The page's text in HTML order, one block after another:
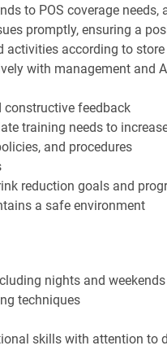
to POS coverage
promptly, ensuring a
activities according to
with management and
constructive feedback
training needs to
and procedures
reduction goals and
a safe environment
nights and weekends
techniques
skills with attention to